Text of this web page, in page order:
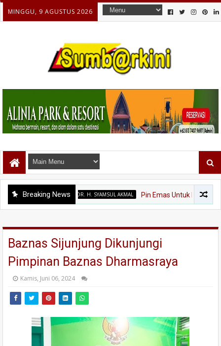
MINGGU, 9 AGUSTUS 2026
Breaking News
DR. H. SYAMSUL AKMAL Pin Emas Untuk Dr. Syamsul
Baznas Sijunjung Dikunjungi
Pimpinan Baznas Dharmasraya
Kamis, Juni 06, 2024